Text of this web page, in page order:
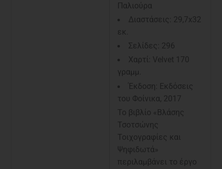
Παλιούρα
Διαστάσεις: 29,7x32
εκ.
Σελίδες: 296
Χαρτί: Velvet 170
γραμμ.
Έκδοση: Εκδόσεις
του Φοίνικα, 2017
Το βιβλίο «Βλάσης
Τσοτσώνης
Τοιχογραφίες και
Ψηφιδωτά»
περιλαμβάνει το έργο